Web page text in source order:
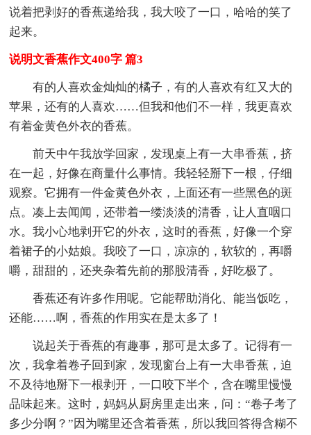
说着把剥好的香蕉递给我，我大咬了一口，哈哈的笑了
起来。
说明文香蕉作文400字 篇3
有的人喜欢金灿灿的橘子，有的人喜欢有红又大的
苹果，还有的人喜欢……但我和他们不一样，我更喜欢
有着金黄色外衣的香蕉。
前天中午我放学回家，发现桌上有一大串香蕉，挤
在一起，好像在商量什么事情。我轻轻掰下一根，仔细
观察。它拥有一件金黄色外衣，上面还有一些黑色的斑
点。凑上去闻闻，还带着一缕淡淡的清香，让人直咽口
水。我小心地剥开它的外衣，这时的香蕉，好像一个穿
着裙子的小姑娘。我咬了一口，凉凉的，软软的，再嚼
嚼，甜甜的，还夹杂着先前的那股清香，好吃极了。
香蕉还有许多作用呢。它能帮助消化、能当饭吃，
还能……啊，香蕉的作用实在是太多了！
说起关于香蕉的有趣事，那可是太多了。记得有一
次，我拿着卷子回到家，发现窗台上有一大串香蕉，迫
不及待地掰下一根剥开，一口咬下半个，含在嘴里慢慢
品味起来。这时，妈妈从厨房里走出来，问：“卷子考了
多少分啊？”因为嘴里还含着香蕉，所以我回答得含糊不